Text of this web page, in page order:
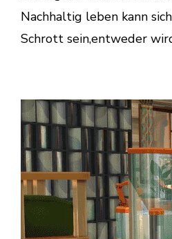
Nachhaltig leben kann
Schrott sein,entweder